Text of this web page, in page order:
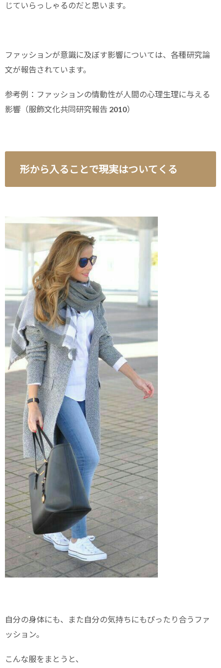
じていらっしゃるのだと思います。
ファッションが意識に及ぼす影響については、各種研究論
文が報告されています。
参考例：ファッションの情動性が人間の心理生理に与える
影響（服飾文化共同研究報告 2010）
形から入ることで現実はついてくる
自分の身体にも、また自分の気持ちにもぴったり合うファ
ッション。
こんな服をまとうと、